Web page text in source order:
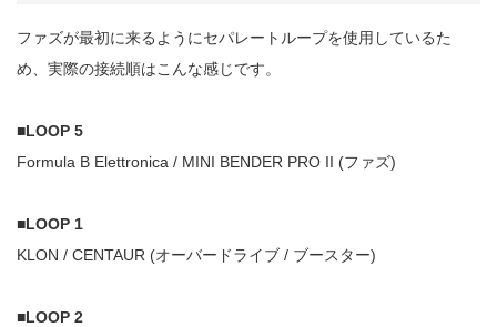
ファズが最初に来るようにセパレートループを使用しているた
め、実際の接続順はこんな感じです。
■LOOP 5
Formula B Elettronica / MINI BENDER PRO II (ファズ)
■LOOP 1
KLON / CENTAUR (オーバードライブ / ブースター)
■LOOP 2